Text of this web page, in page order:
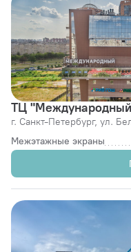
ТЦ
г. Санкт-Петербург, ул.
Межэтажные экраны